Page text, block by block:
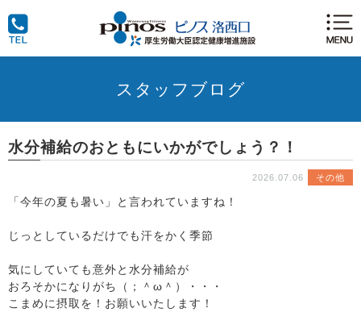
スタッフブログ
水分補給のおともにいかがでしょう？！
2026.07.06 その他
「今年の夏も暑い」と言われていますね！
じっとしているだけでも汗をかく季節
気にしていても意外と水分補給が
おろそかになりがち（；＾ω＾）・・・
こまめに摂取を！お願いいたします！